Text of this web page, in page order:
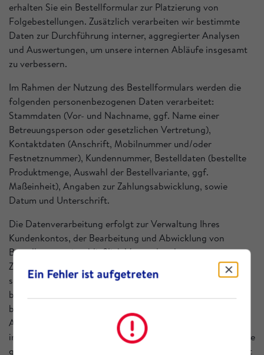
erhalten Sie ein Bestellformular zur Platzierung von
Folgebestellungen. Zusätzlich verarbeiten wir bestimmte
Daten zur Durchführung interner, aggregierter Analysen
und Auswertungen, um unsere internen Abläufe insgesamt
zu verbessern.
Im Rahmen der Nutzung des Bestellformulars werden die
folgenden personenbezogenen Daten verarbeitet:
Stammdaten (Vor- und Nachname, ggf. Name einer
Betreuungsperson oder gesetzlichen Vertretung),
Kontaktdaten (Anschrift, Mobilnummer und/oder
Festnetznummer), Kundennummer, Bestelldaten (bestellte
Produktmenge, Auswahl der Bestellvariante, ggf.
Maßeinheit), Angaben zur Zahlungsabwicklung, sowie
Datum und Unterschrift.
Die Datenverarbeitung erfolgt zur Verwaltung Ihres
Kundenkontos, der Bearbeitung und Abwicklung von
Bestellungen, einschließlich Versand und
Zahlungsabwicklung, zur Beantwortung von Rückfragen
sowie zur Einbindung eingesetzter Dienstleister gemäß den
beschriebenen Prozessen. Zusätzlich verarbeiten wir
bestimmte Daten zur Durchführung interner, aggregierter
Analysen und Auswertungen, um unsere internen Abläufe
insgesamt zu verbessern. Darüber hinaus verarbeiten wir die
genannten Daten, um Ihnen einen effizienten Kundendienst
Ein Fehler ist aufgetreten